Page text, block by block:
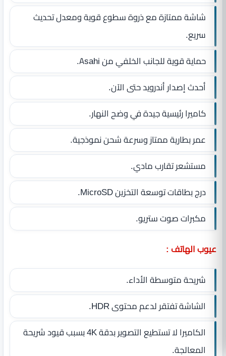
شاشة ممتازة مع ذروة سطوع قوية ومعدل تحديث
سريع.
حماية قوية للجانب الخلفي من Asahi.
أحدث إصدار أندرويد حتى الآن.
كاميرا رئيسية جيدة في وضح النهار.
عمر بطارية ممتاز وسرعة شحن نموذجية.
مستشعر تقارب مادي.
درج بطاقات توسعة التخزين MicroSD.
مكبرات صوت ستريو.
عيوب الهاتف :
شريحة متوسطة الأداء.
الشاشة تفتقر لدعم محتوى HDR.
الكاميرا لا تستطيع التصوير بدقة 4K بسبب قيود شريحة
المعالجة.